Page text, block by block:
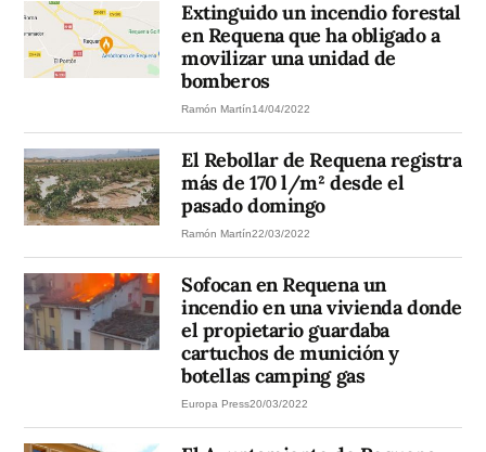
Extinguido un incendio forestal
en Requena que ha obligado a
movilizar una unidad de
bomberos
Ramón Martín14/04/2022
El Rebollar de Requena registra
más de 170 l/m² desde el
pasado domingo
Ramón Martín22/03/2022
Sofocan en Requena un
incendio en una vivienda donde
el propietario guardaba
cartuchos de munición y
botellas camping gas
Europa Press20/03/2022